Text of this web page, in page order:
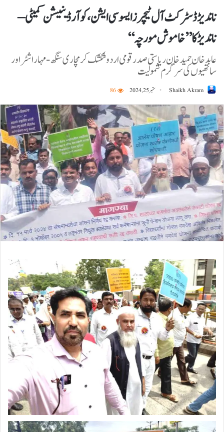
ناندیڑ ڈسٹرکٹ آل ٹیچرز ایسوسی ایشن، کوآرڈینیشن کمیٹی –
ناندیڑ کا ’’خاموش مورچہ‘‘
عابد خان حمید خان ریاستی صدر قومی اردو شکشک کرمچاری سنگھ-مہاراشٹر اور
ساتھیوں کی سرگرم شمولیت
Shaikh Akram ستمبر 25, 2024 86